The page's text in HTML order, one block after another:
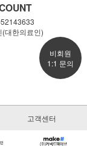
대한의료인)
비회원
1:1 문의
고객센터